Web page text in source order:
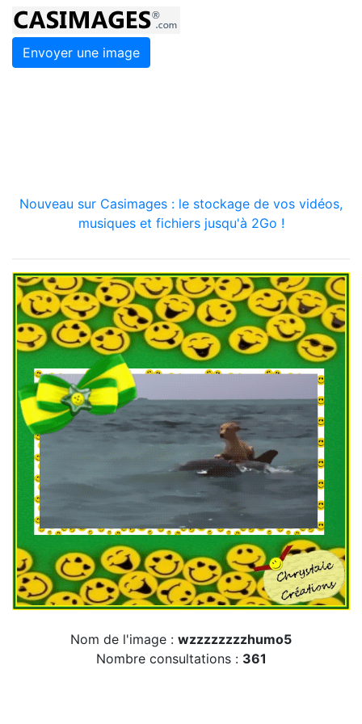
Envoyer une image
Nouveau sur Casimages : le stockage de vos vidéos,
musiques et fichiers jusqu'à 2Go !
Nom de l'image : wzzzzzzzzhumo5
Nombre consultations : 361